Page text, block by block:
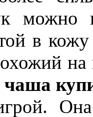
можно
в
на